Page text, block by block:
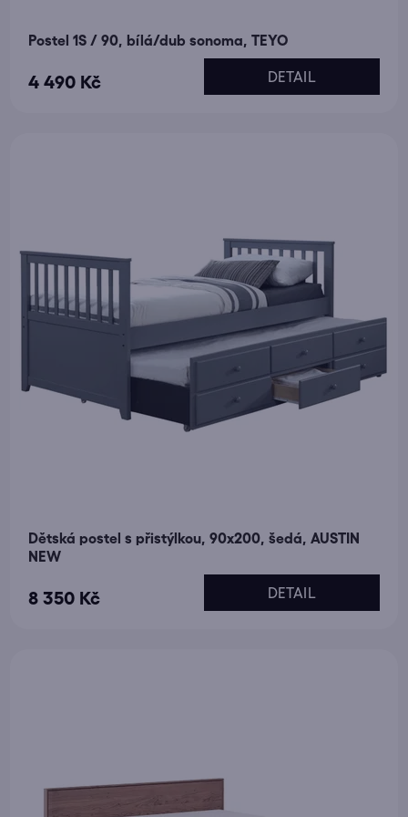
Postel 1S / 90, bílá/dub sonoma, TEYO
4 490 Kč DETAIL
Dětská postel s přistýlkou, 90x200, šedá, AUSTIN
NEW
8 350 Kč DETAIL